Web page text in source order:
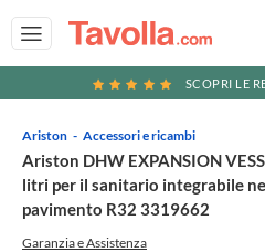
SCOPRI LE
Ariston Accessori e ricambi
Ariston DHW EXPANSION
litri per il sanitario integrabile
pavimento R32 3319662
Garanzia e Assistenza